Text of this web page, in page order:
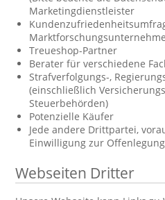
Marketingdienstleister
Treueshop-Partner
Berater für verschiedene
Strafverfolgungs-,
(einschließlich
Steuerbehörden)
Potenzielle Käufer
Jede andere Drittpartei,
Einwilligung zur Offenlegung
Webseiten Dritter